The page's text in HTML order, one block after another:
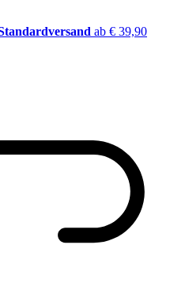
ab € 39,90